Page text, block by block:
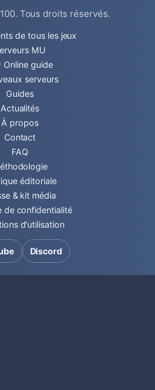
. Tous droits réservés.
de tous les jeux
MU
Online guide
serveurs
Guides
Actualités
À propos
Contact
FAQ
éditoriale
& kit média
de confidentialité
d'utilisation
Discord